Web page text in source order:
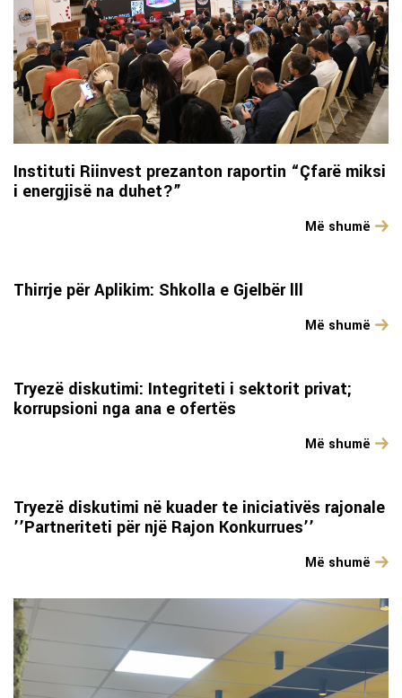
Instituti Riinvest prezanton raportin “Çfarë miksi
i energjisë na duhet?”
Më shumë
Thirrje për Aplikim: Shkolla e Gjelbër lll
Më shumë
Tryezë diskutimi: Integriteti i sektorit privat;
korrupsioni nga ana e ofertës
Më shumë
Tryezë diskutimi në kuader te iniciativës rajonale
’’Partneriteti për një Rajon Konkurrues’’
Më shumë